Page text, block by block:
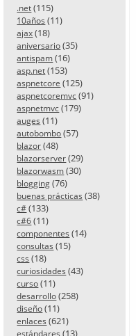
.net (115)
10años (11)
ajax (18)
aniversario (35)
antispam (16)
asp.net (153)
aspnetcore (125)
aspnetcoremvc (91)
aspnetmvc (179)
auges (11)
autobombo (57)
blazor (48)
blazorserver (29)
blazorwasm (30)
blogging (76)
buenas prácticas (38)
c# (133)
c#6 (11)
componentes (14)
consultas (15)
css (18)
curiosidades (43)
curso (11)
desarrollo (258)
diseño (11)
enlaces (621)
estándares (13)